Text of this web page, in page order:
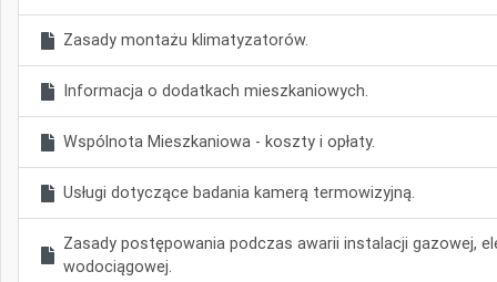
Zasady montażu klimatyzatorów.
Informacja o dodatkach mieszkaniowych.
Wspólnota Mieszkaniowa - koszty i opłaty.
Usługi dotyczące badania kamerą termowizyjną.
Zasady postępowania podczas awarii instalacji gazowej,
wodociągowej.